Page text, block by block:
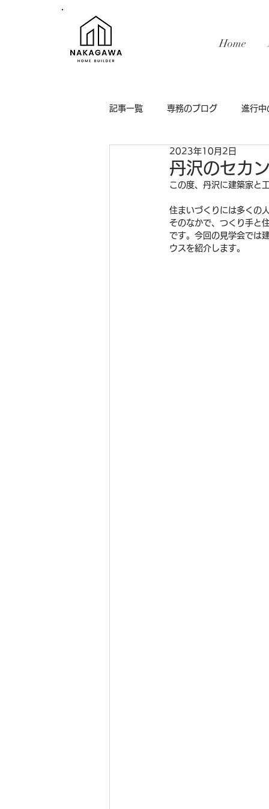
Home
記事一覧 専務のブログ 進行中
インテリア
丹沢のセカ
2023年10月2日
この度、丹沢に建築家と
住まいづくりには多くの
そのなかで、つくり手と
です。今回の見学会では
ウスを紹介します。